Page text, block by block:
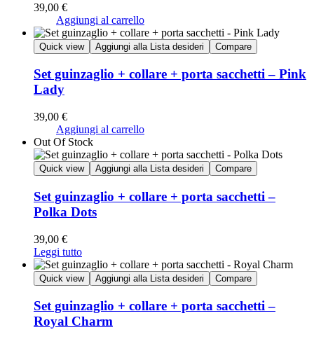
39,00 €
Aggiungi al carrello
Quick view Aggiungi alla Lista desideri Compare
Set guinzaglio + collare + porta sacchetti – Pink
Lady
39,00 €
Aggiungi al carrello
Out Of Stock
Quick view Aggiungi alla Lista desideri Compare
Set guinzaglio + collare + porta sacchetti –
Polka Dots
39,00 €
Leggi tutto
Quick view Aggiungi alla Lista desideri Compare
Set guinzaglio + collare + porta sacchetti –
Royal Charm